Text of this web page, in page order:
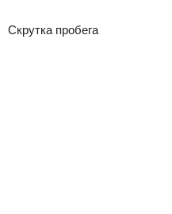
Скрутка пробега